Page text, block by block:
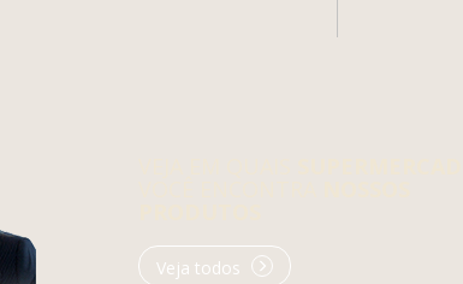
Veja todos